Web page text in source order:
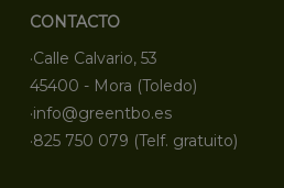
CONTACTO
·Calle Calvario, 53
45400 - Mora (Toledo)
·info@greentbo.es
·825 750 079 (Telf. gratuito)